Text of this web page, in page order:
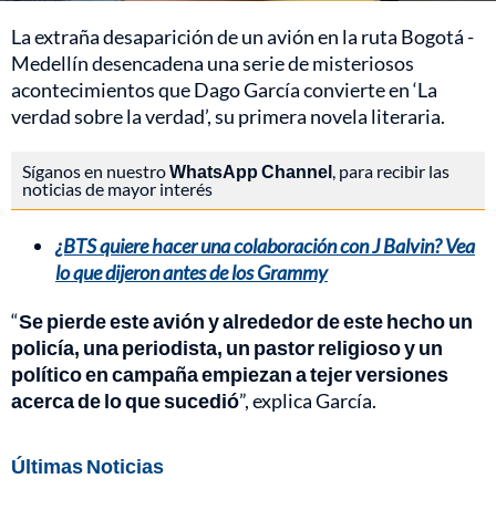
La extraña desaparición de un avión en la ruta Bogotá -
Medellín desencadena una serie de misteriosos
acontecimientos que Dago García convierte en ‘La
verdad sobre la verdad’, su primera novela literaria.
Síganos en nuestroWhatsApp Channel , para recibir las
noticias de mayor interés
¿BTS quiere hacer una colaboración con J Balvin? Vea
lo que dijeron antes de los Grammy
“Se pierde este avión y alrededor de este hecho un
policía, una periodista, un pastor religioso y un
político en campaña empiezan a tejer versiones
acerca de lo que sucedió”, explica García.
Últimas Noticias